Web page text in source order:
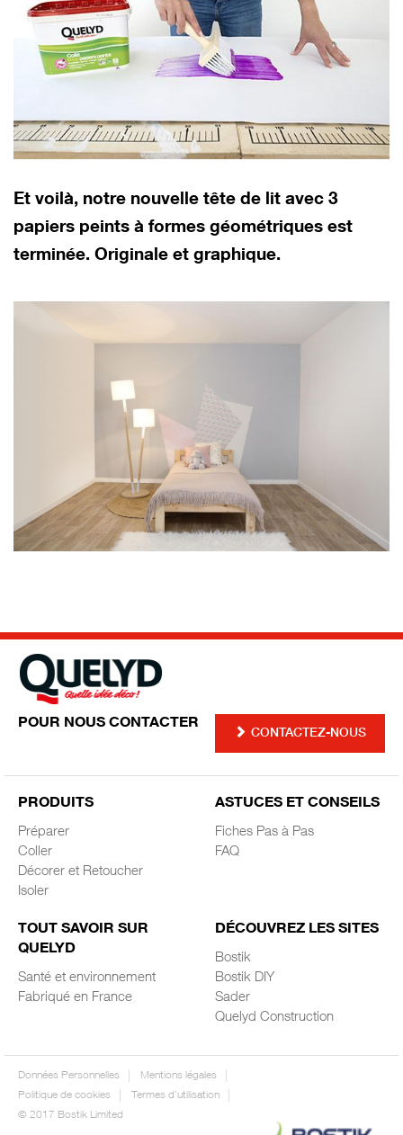
Et voilà, notre nouvelle tête de lit avec 3
papiers peints à formes géométriques est
terminée. Originale et graphique.
CONTACTEZ-NOUS
POUR NOUS CONTACTER
PRODUITS
Préparer
Coller
Décorer et Retoucher
Isoler
ASTUCES ET CONSEILS
Fiches Pas à Pas
FAQ
TOUT SAVOIR SUR
QUELYD
Santé et environnement
Fabriqué en France
DÉCOUVREZ LES SITES
Bostik
Bostik DIY
Sader
Quelyd Construction
Données Personnelles
Mentions légales
Politique de cookies
Termes d'utilisation
© 2017 Bostik Limited